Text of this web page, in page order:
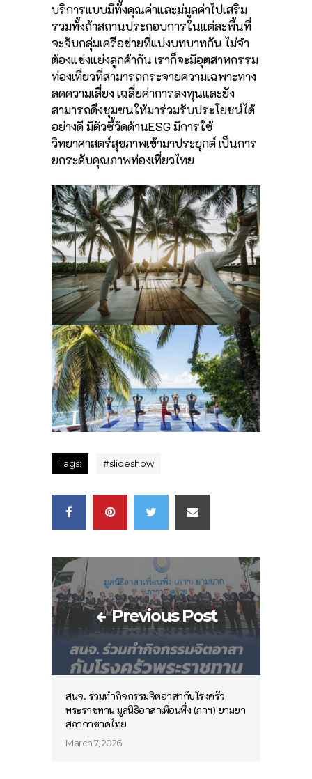
บริการแบบมีทั้งคุณค่าและม่มูลค่าไปเสริม
รวมทั้งถ้าสถานประกอบการในแต่ละพื้นที่
จะจับกลุ่มเครือข่ายที่แบ่งบทบาทกัน ไม่จำ
ต้องแข่งแย่งลูกค้ากัน เราก็จะมีอุตสาหกรรม
ท่องเที่ยวที่สามารถกระจายความเฉพาะทาง
ลดความเสี่ยง เฉลี่ยค่าการลงทุนและยัง
สามารถดึงชุมชนให้มาร่วมรับประโยชน์ได้
อย่างดี มีตัวชี้วัดด้านESG มีการใช้
วิทยาศาสตร์สุขภาพเข้ามาประยุกต์ เป็นการ
ยกระดับคุณภาพท่องเที่ยวไทย
Tags: #slideshow
Previous Post
สนจ. ร่วมทำกิจกรรมจิตอาสากับโรงครัว
พระราชทาน มูลนิธิอาสาเพื่อนพึ่ง (ภาฯ) ยามยา
สภากาชาดไทย
March 7, 2026